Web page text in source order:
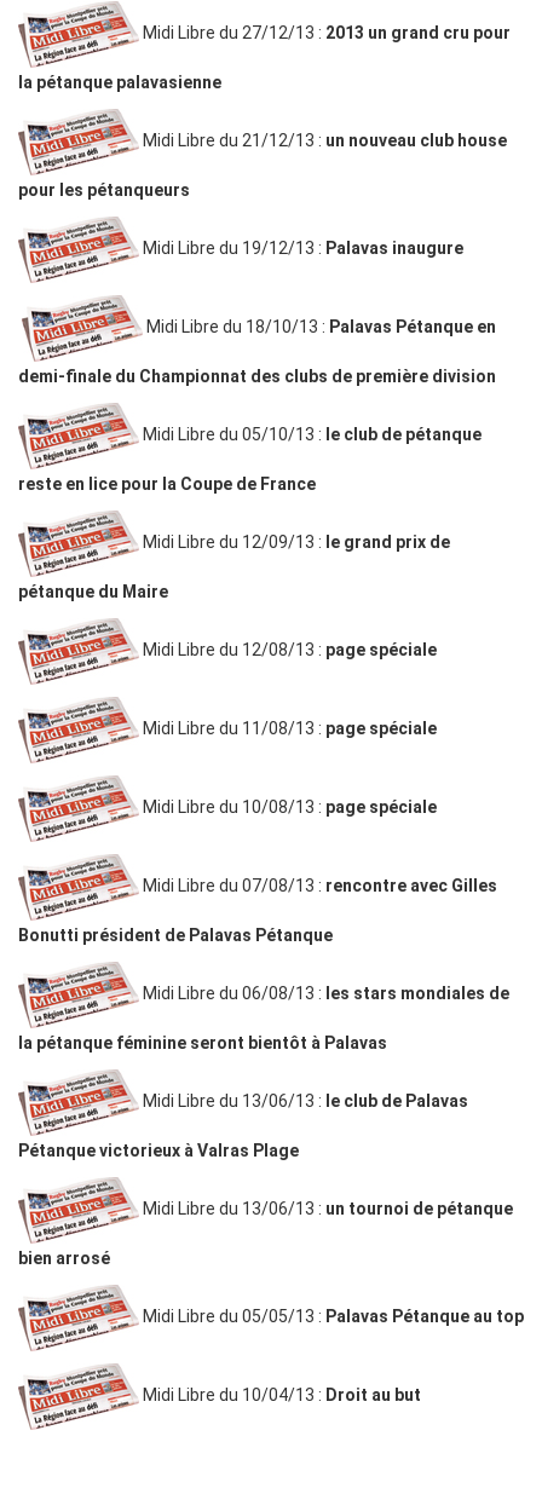
Midi Libre du 27/12/13 : 2013 un grand cru pour
la pétanque palavasienne
Midi Libre du 21/12/13 : un nouveau club house
pour les pétanqueurs
Midi Libre du 19/12/13 : Palavas inaugure
Midi Libre du 18/10/13 : Palavas Pétanque en
demi-finale du Championnat des clubs de première division
Midi Libre du 05/10/13 : le club de pétanque
reste en lice pour la Coupe de France
Midi Libre du 12/09/13 : le grand prix de
pétanque du Maire
Midi Libre du 12/08/13 : page spéciale
Midi Libre du 11/08/13 : page spéciale
Midi Libre du 10/08/13 : page spéciale
Midi Libre du 07/08/13 : rencontre avec Gilles
Bonutti président de Palavas Pétanque
Midi Libre du 06/08/13 : les stars mondiales de
la pétanque féminine seront bientôt à Palavas
Midi Libre du 13/06/13 : le club de Palavas
Pétanque victorieux à Valras Plage
Midi Libre du 13/06/13 : un tournoi de pétanque
bien arrosé
Midi Libre du 05/05/13 : Palavas Pétanque au top
Midi Libre du 10/04/13 : Droit au but